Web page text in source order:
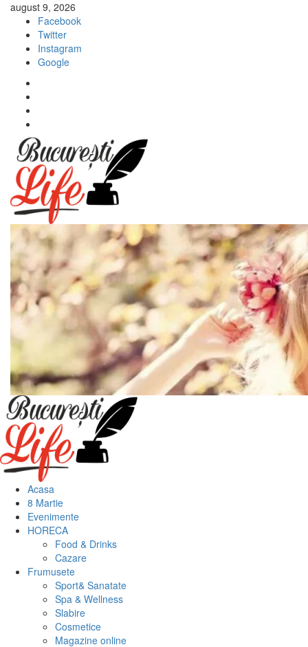
Sari
conținut
august 9, 2026
Facebook
Twitter
Instagram
Google
Meniu
principal
Acasa
8 Martie
Evenimente
HORECA
Food & Drinks
Cazare
Frumusete
Sport& Sanatate
Spa & Wellness
Slabire
Cosmetice
Magazine online